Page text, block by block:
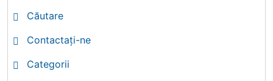
Căutare
Contactați-ne
Categorii